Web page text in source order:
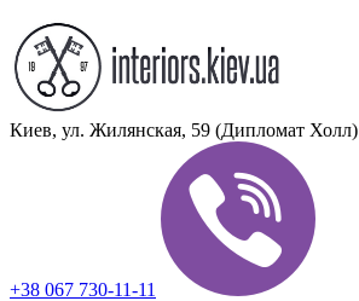
Киев, ул. Жилянская, 59 (Дипломат Холл)
+38 067 730-11-11